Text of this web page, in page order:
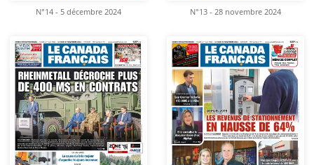
N°14 - 5 décembre 2024 N°13 - 28 novembre 2024